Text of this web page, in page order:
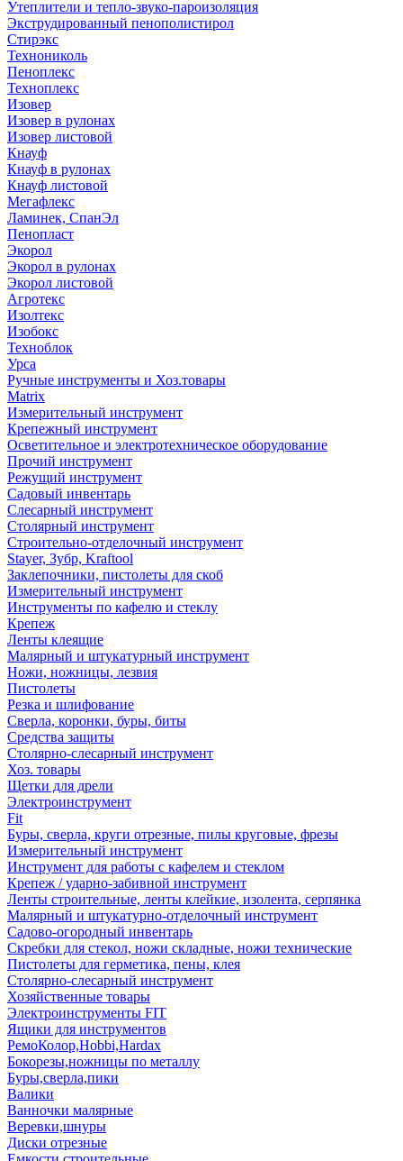
Утеплители и тепло-звуко-пароизоляция
Экструдированный пенополистирол
Стирэкс
Технониколь
Пеноплекс
Техноплекс
Изовер
Изовер в рулонах
Изовер листовой
Кнауф
Кнауф в рулонах
Кнауф листовой
Мегафлекс
Ламинек, СпанЭл
Пенопласт
Экорол
Экорол в рулонах
Экорол листовой
Агротекс
Изолтекс
Изобокс
Техноблок
Урса
Ручные инструменты и Хоз.товары
Matrix
Измерительный инструмент
Крепежный инструмент
Осветительное и электротехническое оборудование
Прочий инструмент
Режущий инструмент
Садовый инвентарь
Слесарный инструмент
Столярный инструмент
Строительно-отделочный инструмент
Stayer, Зубр, Kraftool
Заклепочники, пистолеты для скоб
Измерительный инструмент
Инструменты по кафелю и стеклу
Крепеж
Ленты клеящие
Малярный и штукатурный инструмент
Ножи, ножницы, лезвия
Пистолеты
Резка и шлифование
Сверла, коронки, буры, биты
Средства защиты
Столярно-слесарный инструмент
Хоз. товары
Щетки для дрели
Электроинструмент
Fit
Буры, сверла, круги отрезные, пилы круговые, фрезы
Измерительный инструмент
Инструмент для работы с кафелем и стеклом
Крепеж / ударно-забивной инструмент
Ленты строительные, ленты клейкие, изолента, серпянка
Малярный и штукатурно-отделочный инструмент
Садово-огородный инвентарь
Скребки для стекол, ножи складные, ножи технические
Пистолеты для герметика, пены, клея
Столярно-слесарный инструмент
Хозяйственные товары
Электроинструменты FIT
Ящики для инструментов
РемоКолор,Hobbi,Hardax
Бокорезы,ножницы по металлу
Буры,сверла,пики
Валики
Ванночки малярные
Веревки,шнуры
Диски отрезные